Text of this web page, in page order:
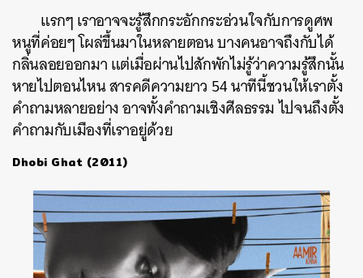
แรกๆ เราอาจจะรู้สึกกระอักกระอ่วนใจกับการดูศพ
หนูที่ค่อยๆ โผล่ขึ้นมาในหลายตอน บางคนอาจถึงกับได้
กลิ่นลอยออกมา แต่เมื่อผ่านไปสักพักไม่รู้ว่าความรู้สึกนั้น
หายไปตอนไหน สารคดีความยาว 54 นาทีนี้ชวนให้เราตั้ง
คำถามหลายอย่าง อาจทั้งคำถามเชิงศีลธรรม ไปจนถึงตั้ง
คำถามกับเมืองที่เราอยู่ด้วย
Dhobi Ghat (2011)